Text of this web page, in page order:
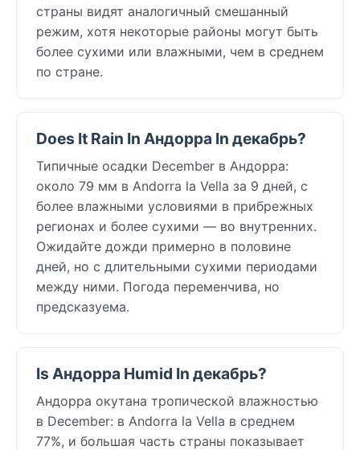
страны видят аналогичный смешанный
режим, хотя некоторые районы могут быть
более сухими или влажными, чем в среднем
по стране.
Does It Rain In Андорра In декабрь?
Типичные осадки December в Андорра:
около 79 мм в Andorra la Vella за 9 дней, с
более влажными условиями в прибрежных
регионах и более сухими — во внутренних.
Ожидайте дожди примерно в половине
дней, но с длительными сухими периодами
между ними. Погода переменчива, но
предсказуема.
Is Андорра Humid In декабрь?
Андорра окутана тропической влажностью
в December: в Andorra la Vella в среднем
77%, и большая часть страны показывает